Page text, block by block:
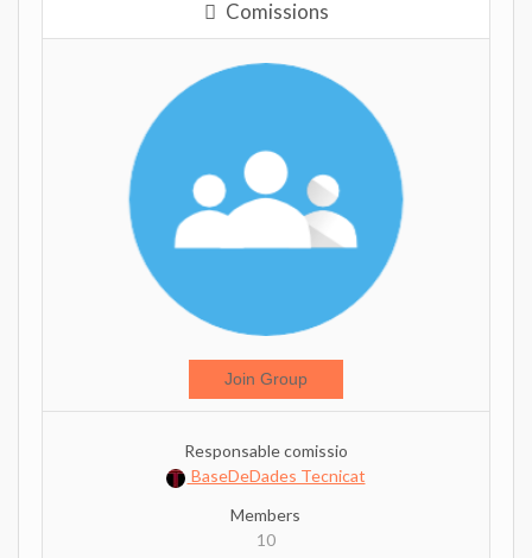
Comissions
Join Group
Responsable comissio
BaseDeDades Tecnicat
Members
10